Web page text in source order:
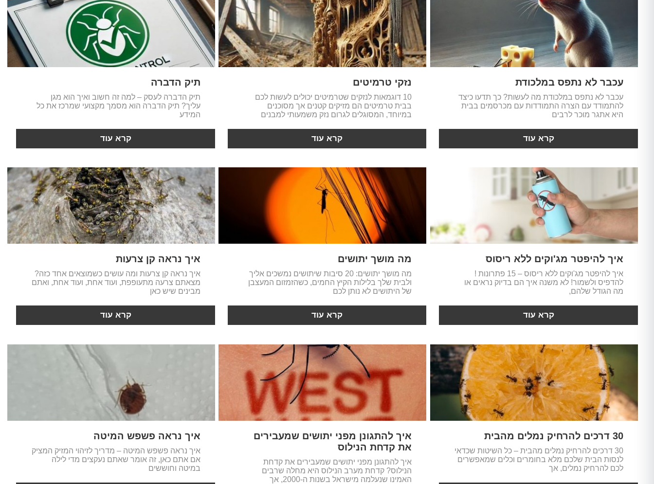
עכבר לא נתפס במלכודת
עכבר לא נתפס במלכודת מה לעשות? כך תדעו כיצד
להתמודד עם הצרה התמודדות עם מכרסמים בבית
היא אתגר מוכר לרבים
קרא עוד
נזקי טרמיטים
10 דוגמאות לנזקים שטרמיטים יכולים לעשות לכם
בבית טרמיטים הם מזיקים קטנים אך מסוכנים
במיוחד, המסוגלים לגרום נזק משמעותי למבנים
קרא עוד
תיק הדברה
תיק הדברה לעסק – למה זה חשוב ואיך הוא מגן
עליך? תיק הדברה הוא מסמך מקצועי שמרכז את כל
המידע
קרא עוד
איך להיפטר מג'וקים ללא ריסוס
איך להיפטר מג'וקים ללא ריסוס – 15 פתרונות !
להדפיס ולשמור! לא משנה איך הם בדיוק נראים או
מה הגודל שלהם,
קרא עוד
מה מושך יתושים
מה מושך יתושים: 20 סיבות שיתושים נמשכים אליך
ולבית שלך בלילות הקיץ החמים, כשהזמזום המעצבן
של היתושים לא נותן לכם
קרא עוד
איך נראה קן צרעות
איך נראה קן צרעות ומה עושים כשמוצאים אחד כזה?
מצאתם צרעה מתעופפת, ועוד אחת, ועוד אחת, ואתם
מבינים שיש כאן
קרא עוד
30 דרכים להרחיק נמלים מהבית
30 דרכים להרחיק נמלים מהבית – כל השיטות שכדאי
לנסות הבית שלכם מלא בחומרים וכלים שמאפשרים
לכם להרחיק נמלים, אך
איך להתגונן מפני יתושים שמעבירים
את קדחת הנילוס
איך להתגונן מפני יתושים שמעבירים את קדחת
הנילוס? קדחת מערב הנילוס היא מחלה שרבים
האמינו שנעלמה מישראל בשנות ה-2000, אך
איך נראה פשפש המיטה
איך נראה פשפש המיטה – מדריך לזיהוי המזיק המציק
אם אתם כאן, זה אומר שאתם נעקצים מדי לילה
במיטה וחוששים